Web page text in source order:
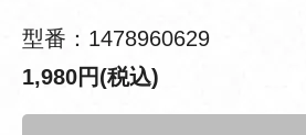
型番：1478960629
1,980円(税込)